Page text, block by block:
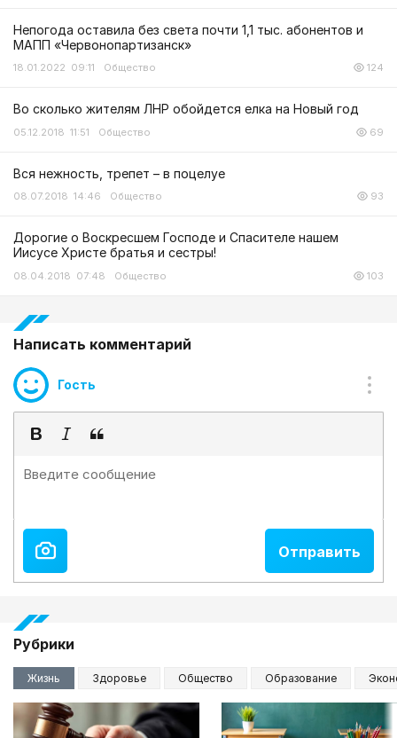
Непогода оставила без света почти 1,1 тыс. абонентов и
МАПП «Червонопартизанск»
18.01.2022 09:11 Общество 124
Во сколько жителям ЛНР обойдется елка на Новый год
05.12.2018 11:51 Общество 69
Вся нежность, трепет – в поцелуе
08.07.2018 14:46 Общество 93
Дорогие о Воскресшем Господе и Спасителе нашем
Иисусе Христе братья и сестры!
08.04.2018 07:48 Общество 103
Написать комментарий
Гость
Рубрики
Жизнь Здоровье Общество Образование